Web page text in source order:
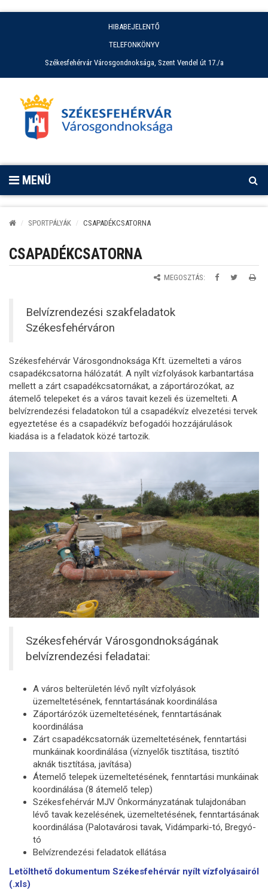
HIBABEJELENTŐ
TELEFONKÖNYV
Székesfehérvár Városgondnoksága, Szent Vendel út 17./a
MENÜ
SPORTPÁLYÁK CSAPADÉKCSATORNA
CSAPADÉKCSATORNA
MEGOSZTÁS:
Belvízrendezési szakfeladatok
Székesfehérváron
Székesfehérvár Városgondnoksága Kft. üzemelteti a város
csapadékcsatorna hálózatát. A nyílt vízfolyások karbantartása
mellett a zárt csapadékcsatornákat, a záportározókat, az
átemelő telepeket és a város tavait kezeli és üzemelteti. A
belvízrendezési feladatokon túl a csapadékvíz elvezetési tervek
egyeztetése és a csapadékvíz befogadói hozzájárulások
kiadása is a feladatok közé tartozik.
Székesfehérvár Városgondnokságának
belvízrendezési feladatai:
A város belterületén lévő nyílt vízfolyások
üzemeltetésének, fenntartásának koordinálása
Záportárózók üzemeltetésének, fenntartásának
koordinálása
Zárt csapadékcsatornák üzemeltetésének, fenntartási
munkáinak koordinálása (víznyelők tisztítása, tisztító
aknák tisztítása, javítása)
Átemelő telepek üzemeltetésének, fenntartási munkáinak
koordinálása (8 átemelő telep)
Székesfehérvár MJV Önkormányzatának tulajdonában
lévő tavak kezelésének, üzemeltetésének, fenntartásának
koordinálása (Palotavárosi tavak, Vidámparki-tó, Bregyó-
tó
Belvízrendezési feladatok ellátása
Letölthető dokumentum Székesfehérvár nyílt vízfolyásairól
(.xls)